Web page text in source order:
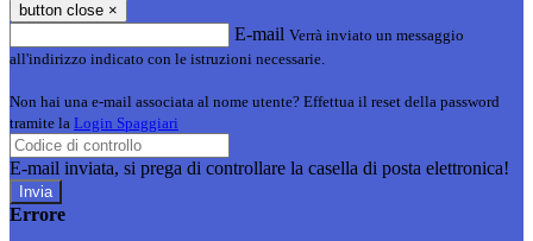
button close ×
E-mail Verrà inviato un messaggio
all'indirizzo indicato con le istruzioni necessarie.
Non hai una e-mail associata al nome utente? Effettua il reset della password
tramite la Login Spaggiari
E-mail inviata, si prega di controllare la casella di posta elettronica!
Errore